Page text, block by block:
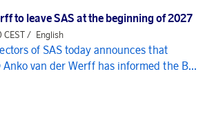
to leave SAS at the beginning of 2027
/ English
of SAS today announces that
Anko van der Werff has informed the B...